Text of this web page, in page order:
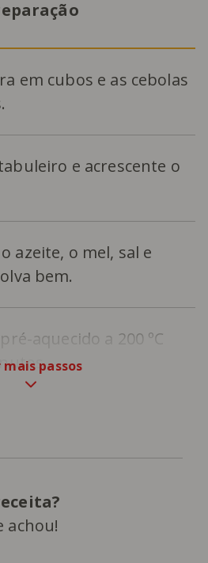
em cubos e as cebolas
e acrescente o
azeite, o mel, sal e
bem.
aquecido a 200 ºC
mais passos
achou!